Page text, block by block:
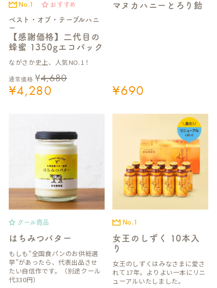
No.1 おすすめ
ベスト・オブ・テーブルハニ
ー
【感謝価格】二代目の
蜂蜜 1350gエコパック
ながさか史上、人気NO.1！
通常価格 ¥4,680
¥4,280
マヌカハニーとろり飴
¥690
クール商品
はちみつバター
もしも“全国食パンのお供総選
挙”があったら、代表出品させ
たい自信作です。（別途クール
代330円）
No.1
女王のしずく 10本入
り
女王のしずくはみなさまに愛さ
れて17年。よりよい一本にリニ
ューアルいたしました。